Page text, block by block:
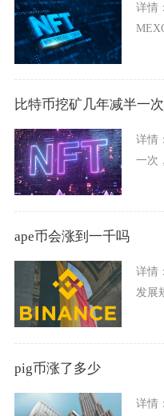
详情：
比特币挖矿几年减半一次
详情：
一次
ape币会涨到一千吗
详情：
发展
pig币涨了多少
详情：